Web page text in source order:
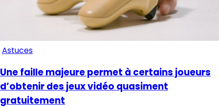
Astuces
Une faille majeure permet à certains joueurs
d’obtenir des jeux vidéo quasiment
gratuitement